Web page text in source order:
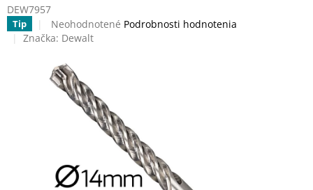
DEW7957
Tip
Priemerné
hodnotenie
je
0,0
z
hviezdičiek.
Neohodnotené Podrobnosti hodnotenia
Značka: Dewalt